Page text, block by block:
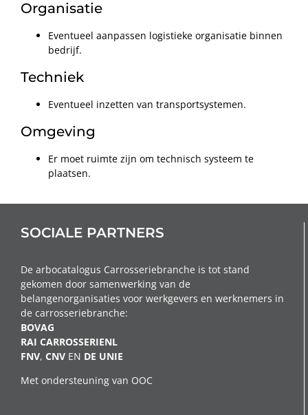
Organisatie
Eventueel aanpassen logistieke organisatie binnen
bedrijf.
Techniek
Eventueel inzetten van transportsystemen.
Omgeving
Er moet ruimte zijn om technisch systeem te
plaatsen.
SOCIALE PARTNERS
De arbocatalogus Carrosseriebranche is tot stand
gekomen door samenwerking van de
belangenorganisaties voor werkgevers en werknemers in
de carrosseriebranche:
BOVAG
RAI CARROSSERIENL
FNV, CNV EN DE UNIE
Met ondersteuning van OOC